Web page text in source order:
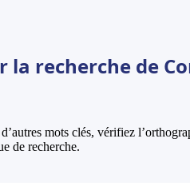
la recherche de
mots clés, vérifiez
de recherche.